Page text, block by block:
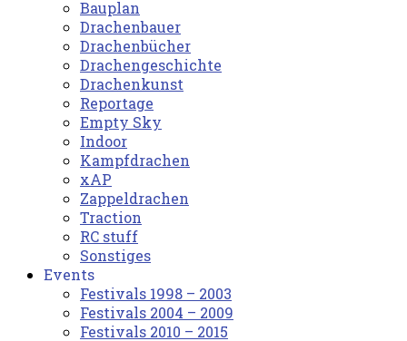
Bauplan
Drachenbauer
Drachenbücher
Drachengeschichte
Drachenkunst
Reportage
Empty Sky
Indoor
Kampfdrachen
xAP
Zappeldrachen
Traction
RC stuff
Sonstiges
Events
Festivals 1998 – 2003
Festivals 2004 – 2009
Festivals 2010 – 2015